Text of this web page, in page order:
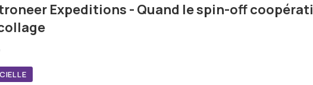
Expeditions - Quand le spin-off